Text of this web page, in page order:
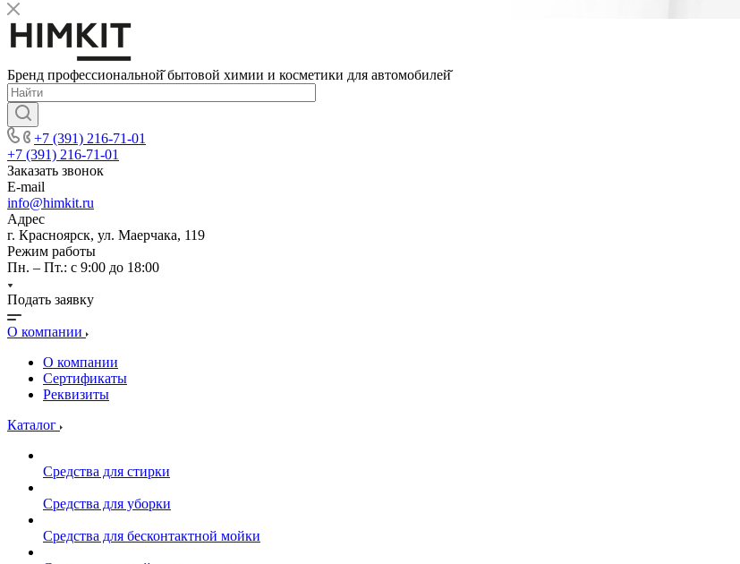
Бренд профессиональной̆ бытовой химии и косметики для автомобилей̆
+7 (391) 216-71-01
+7 (391) 216-71-01
Заказать звонок
E-mail
info@himkit.ru
Адрес
г. Красноярск, ул. Маерчака, 119
Режим работы
Пн. – Пт.: с 9:00 до 18:00
Подать заявку
О компании
О компании
Сертификаты
Реквизиты
Каталог
Средства для стирки
Средства для уборки
Средства для бесконтактной мойки